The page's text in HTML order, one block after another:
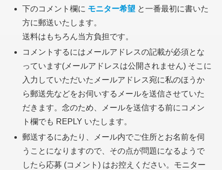
下のコメント欄に モニター希望 と一番最初に書いた
方に郵送いたします。
送料はもちろん当方負担です。
コメントするにはメールアドレスの記載が必須とな
っています(メールアドレスは公開されません) そこに
入力していただいたメールアドレス宛に私のほうか
ら郵送先などをお伺いするメールを送信させていた
だきます。念のため、メールを送信する前にコメン
ト欄でも REPLY いたします。
郵送するにあたり、メール内でご住所とお名前を伺
うことになりますので、その点が問題になるようで
したら応募 (コメント) はお控えください。モニター